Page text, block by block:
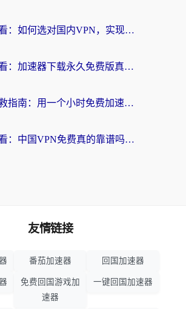
海外党必看：如何选对国内VPN，实现无缝访问国内资源？
海外党必看：加速器下载永久免费版真的存在吗？教你无缝访问国内资源的正确姿势
海外党自救指南：用一个小时免费加速器，轻松打破国内资源访问壁垒？
海外党必看：中国VPN免费真的靠谱吗？手把手教你选对回国加速器
友情链接
番茄加速器 回国加速器
免费回国游戏加
速器
一键回国加速器